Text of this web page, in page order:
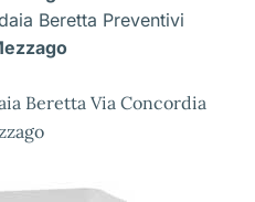
Beretta Preventivi
Beretta Via Concordia